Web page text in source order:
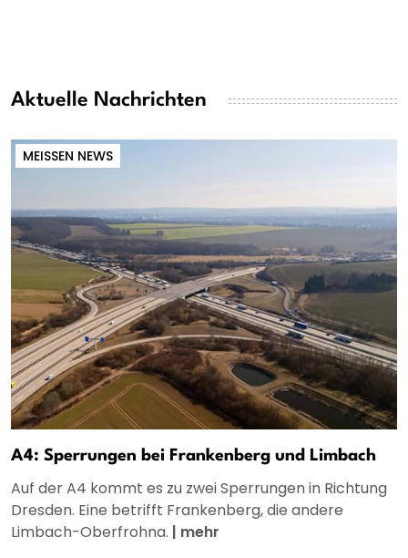
Aktuelle Nachrichten
MEISSEN NEWS
A4: Sperrungen bei Frankenberg und Limbach
Auf der A4 kommt es zu zwei Sperrungen in Richtung
Dresden. Eine betrifft Frankenberg, die andere
Limbach-Oberfrohna. | mehr